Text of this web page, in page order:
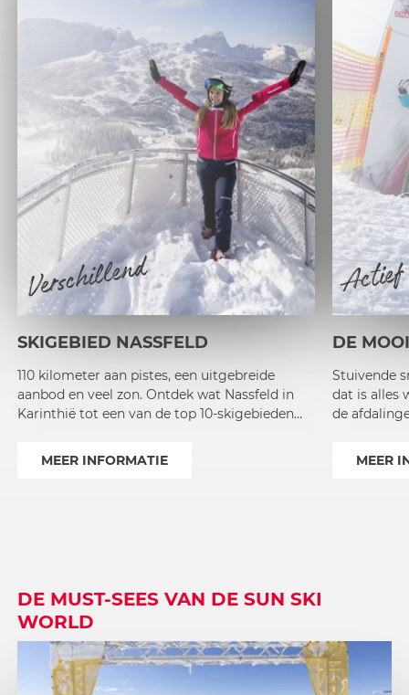
Verschillend
SKIGEBIED NASSFELD
110 kilometer aan pistes, een uitgebreide
aanbod en veel zon. Ontdek wat Nassfeld in
Karinthië tot een van de top 10-skigebieden
MEER INFORMATIE
Actief
DE
Stuivende
dat is alles
de
MEER
DE MUST-SEES VAN DE SUN SKI
WORLD